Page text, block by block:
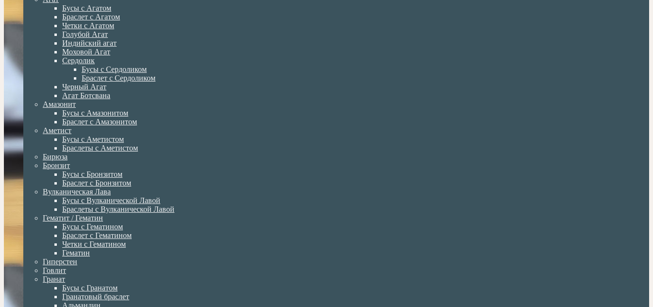
Бусы с Агатом
Браслет с Агатом
Четки с Агатом
Голубой Агат
Индийский агат
Моховой Агат
Сердолик
Бусы с Сердоликом
Браслет с Сердоликом
Черный Агат
Агат Ботсвана
Амазонит
Бусы с Амазонитом
Браслет с Амазонитом
Аметист
Бусы с Аметистом
Браслеты с Аметистом
Бирюза
Бронзит
Бусы с Бронзитом
Браслет с Бронзитом
Вулканическая Лава
Бусы с Вулканической Лавой
Браслеты с Вулканической Лавой
Гематит / Гематин
Бусы с Гематином
Браслет с Гематином
Четки с Гематином
Гематин
Гиперстен
Говлит
Гранат
Бусы с Гранатом
Гранатовый браслет
Альмандин